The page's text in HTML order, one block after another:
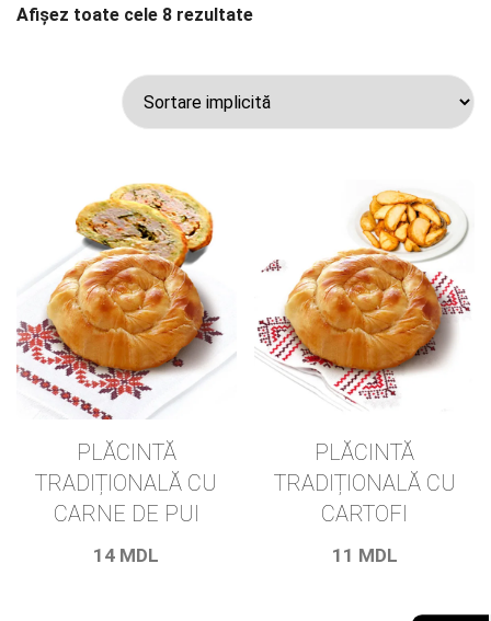
Afișez toate cele 8 rezultate
PLĂCINTĂ
TRADIȚIONALĂ CU
CARNE DE PUI
14 MDL
PLĂCINTĂ
TRADIȚIONALĂ CU
CARTOFI
11 MDL